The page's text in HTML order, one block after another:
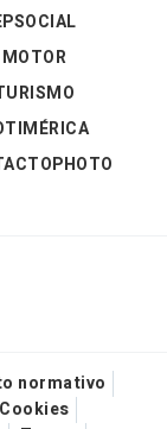
MOTOR
normativo